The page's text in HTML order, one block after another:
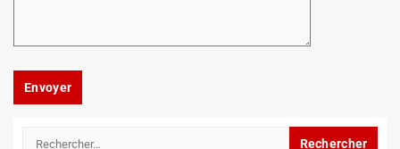
Rechercher :